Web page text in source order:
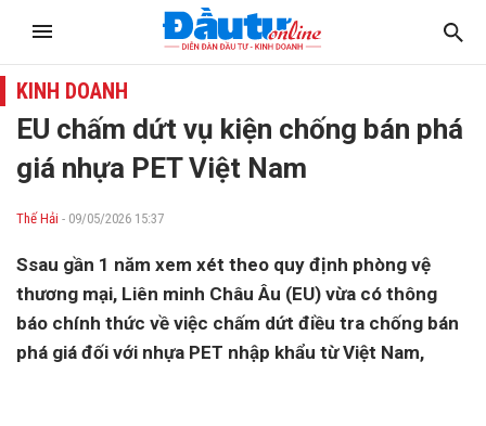
KINH DOANH
EU chấm dứt vụ kiện chống bán phá
giá nhựa PET Việt Nam
Thế Hải - 09/05/2026 15:37
Ssau gần 1 năm xem xét theo quy định phòng vệ
thương mại, Liên minh Châu Âu (EU) vừa có thông
báo chính thức về việc chấm dứt điều tra chống bán
phá giá đối với nhựa PET nhập khẩu từ Việt Nam,